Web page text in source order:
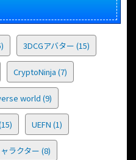
3DCGアバター (15)
CryptoNinja (7)
world (9)
UEFN (1)
ラクター (8)